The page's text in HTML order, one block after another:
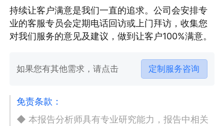
持续让客户满意是我们一直的追求。公司会安排专
业的客服专员会定期电话回访或上门拜访，收集您
对我们服务的意见及建议，做到让客户100%满意。
如果您有其他需求，请点击 定制服务咨询
免责条款：
◆ 本报告分析师具有专业研究能力，报告中相关